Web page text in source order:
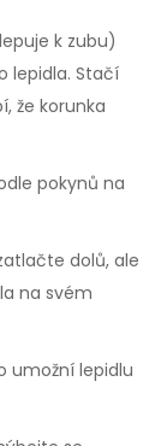
k zubu)
lepidla. Stačí
že korunka
pokynů na
dolů, ale
na svém
umožní lepidlu